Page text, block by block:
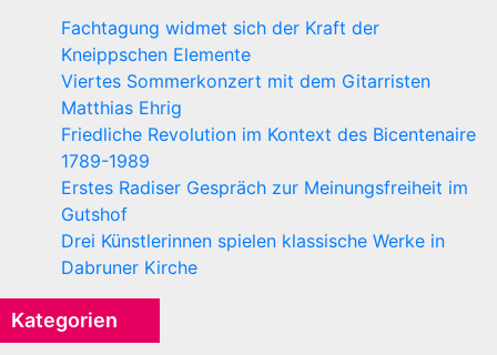
Fachtagung widmet sich der Kraft der
Kneippschen Elemente
Viertes Sommerkonzert mit dem Gitarristen
Matthias Ehrig
Friedliche Revolution im Kontext des Bicentenaire
1789-1989
Erstes Radiser Gespräch zur Meinungsfreiheit im
Gutshof
Drei Künstlerinnen spielen klassische Werke in
Dabruner Kirche
Kategorien